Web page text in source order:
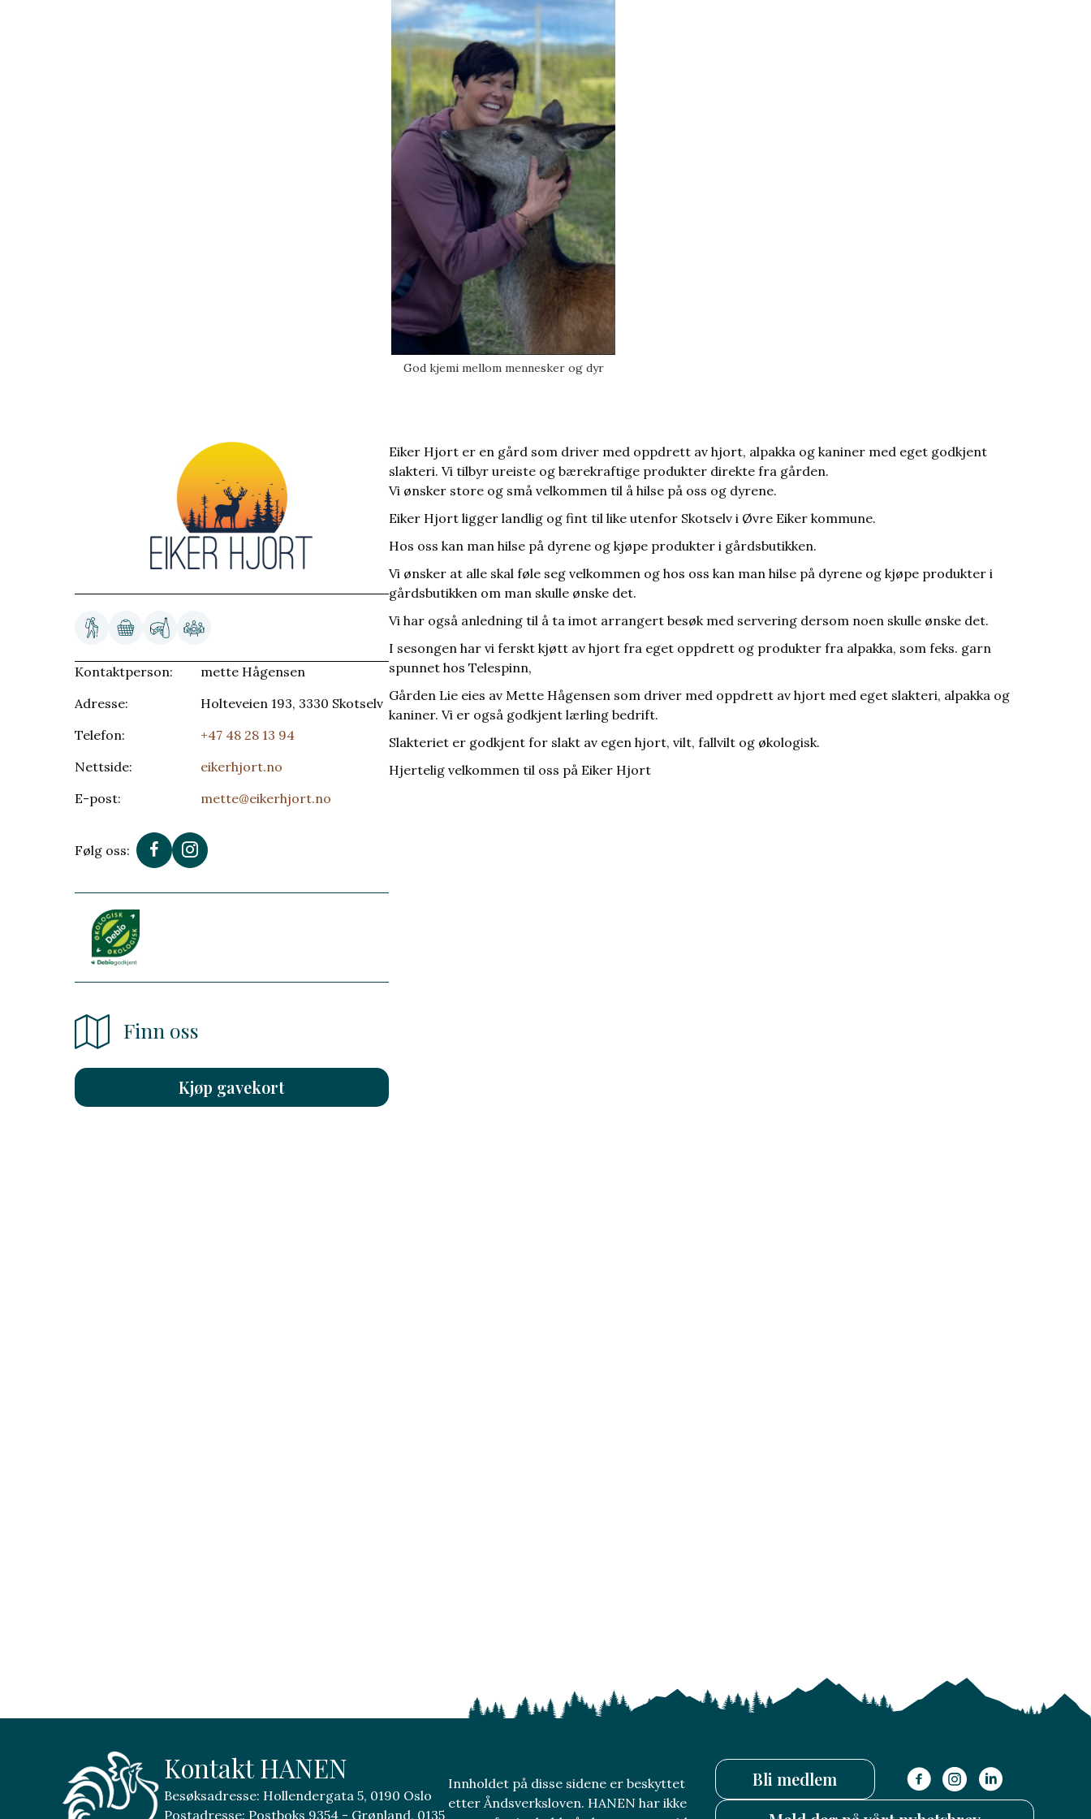
God kjemi mellom mennesker og dyr
Kontaktperson:
mette Hågensen
Adresse:
Holteveien 193, 3330 Skotselv
Telefon:
+47 48 28 13 94
Nettside:
eikerhjort.no
E-post:
mette@eikerhjort.no
Følg oss:
Finn oss
Kjøp gavekort
Eiker Hjort er en gård som driver med oppdrett av hjort, alpakka og kaniner med eget godkjent
slakteri. Vi tilbyr ureiste og bærekraftige produkter direkte fra gården.
Vi ønsker store og små velkommen til å hilse på oss og dyrene.
Eiker Hjort ligger landlig og fint til like utenfor Skotselv i Øvre Eiker kommune.
Hos oss kan man hilse på dyrene og kjøpe produkter i gårdsbutikken.
Vi ønsker at alle skal føle seg velkommen og hos oss kan man hilse på dyrene og kjøpe produkter i
gårdsbutikken om man skulle ønske det.
Vi har også anledning til å ta imot arrangert besøk med servering dersom noen skulle ønske det.
I sesongen har vi ferskt kjøtt av hjort fra eget oppdrett og produkter fra alpakka, som feks. garn
spunnet hos Telespinn,
Gården Lie eies av Mette Hågensen som driver med oppdrett av hjort med eget slakteri, alpakka og
kaniner. Vi er også godkjent lærling bedrift.
Slakteriet er godkjent for slakt av egen hjort, vilt, fallvilt og økologisk.
Hjertelig velkommen til oss på Eiker Hjort
Kontakt HANEN
Besøksadresse: Hollendergata 5, 0190 Oslo
Postadresse: Postboks 9354 - Grønland, 0135
Innholdet på disse sidene er beskyttet
etter Åndsverksloven. HANEN har ikke
Bli medlem